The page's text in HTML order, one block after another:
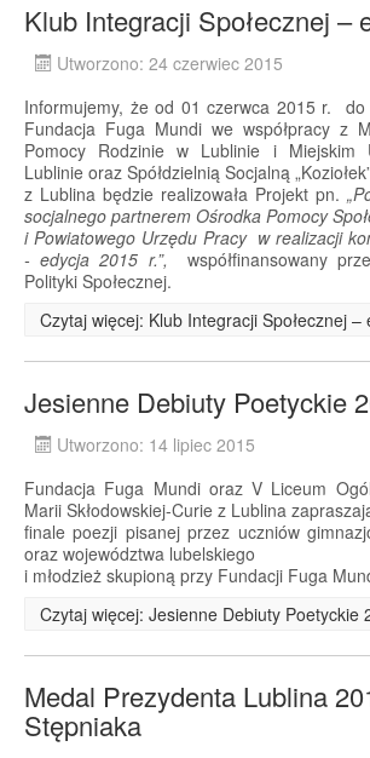
Klub Integracji Społecznej –
Utworzono: 24 czerwiec 2015
Informujemy, że od 01 czerwca 2015 r.
Fundacja Fuga Mundi we współpracy z
Pomocy Rodzinie w Lublinie i Miejskim
Lublinie oraz Spółdzielnią Socjalną
z Lublina będzie realizowała Projekt pn.
socjalnego partnerem Ośrodka Pomocy
i Powiatowego Urzędu Pracy w realizacji
- edycja 2015 r.”,współfinansowany
Polityki Społecznej.
Czytaj więcej: Klub Integracji Społecznej –
Jesienne Debiuty Poetyckie
Utworzono: 14 lipiec 2015
Fundacja Fuga Mundi oraz V Liceum
Marii Skłodowskiej-Curie z Lublina
finale poezji pisanej przez uczniów
oraz województwa lubelskiego
i młodzież skupioną przy Fundacji Fuga
Czytaj więcej: Jesienne Debiuty Poetyckie
Medal Prezydenta Lublina
Stępniaka